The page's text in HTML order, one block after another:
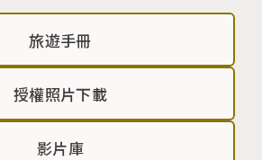
旅遊手冊
授權照片下載
影片庫